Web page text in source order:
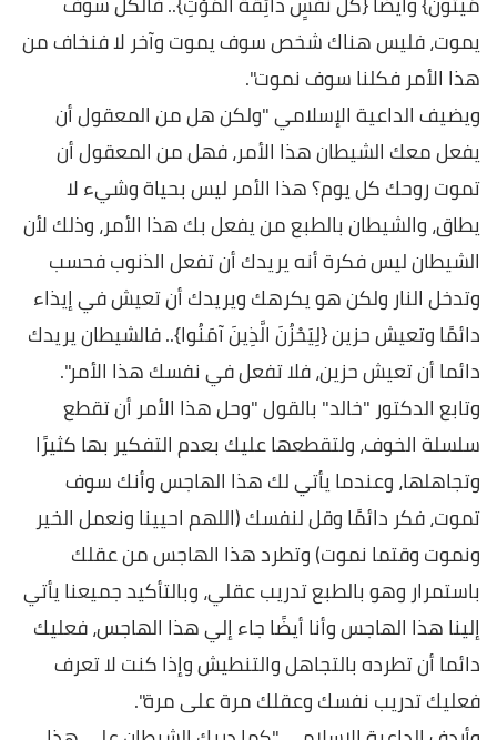
يموت، فليس هناك شخص سوف يموت وآخر لا فنخاف من
هذا الأمر فكلنا سوف نموت".
ويضيف الداعية الإسلامي "ولكن هل من المعقول أن
يفعل معك الشيطان هذا الأمر، فهل من المعقول أن
تموت روحك كل يوم؟ هذا الأمر ليس بحياة وشيء لا
يطاق، والشيطان بالطبع من يفعل بك هذا الأمر، وذلك لأن
الشيطان ليس فكرة أنه يريدك أن تفعل الذنوب فحسب
وتدخل النار ولكن هو يكرهك ويريدك أن تعيش في إيذاء
دائمًا وتعيش حزين {لِيَحْزُنَ الَّذِينَ آمَنُوا}.. فالشيطان يريدك
دائما أن تعيش حزين، فلا تفعل في نفسك هذا الأمر".
وتابع الدكتور "خالد" بالقول "وحل هذا الأمر أن تقطع
سلسلة الخوف، ولتقطعها عليك بعدم التفكير بها كثيرًا
وتجاهلها، وعندما يأتي لك هذا الهاجس وأنك سوف
تموت، فكر دائمًا وقل لنفسك (اللهم احيينا ونعمل الخير
ونموت وقتما نموت) وتطرد هذا الهاجس من عقلك
باستمرار وهو بالطبع تدريب عقلي، وبالتأكيد جميعنا يأتي
إلينا هذا الهاجس وأنا أيضًا جاء إلي هذا الهاجس، فعليك
دائما أن تطرده بالتجاهل والتنطيش وإذا كنت لا تعرف
فعليك تدريب نفسك وعقلك مرة على مرة".